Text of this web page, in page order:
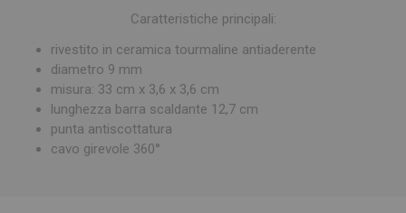
Caratteristiche principali:
rivestito in ceramica tourmaline antiaderente
diametro 9 mm
misura: 33 cm x 3,6 x 3,6 cm
lunghezza barra scaldante 12,7 cm
punta antiscottatura
cavo girevole 360°